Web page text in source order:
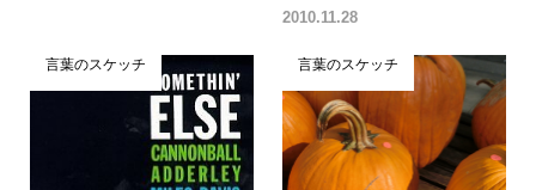
2010.11.28
言葉のスケッチ 言葉のスケッチ